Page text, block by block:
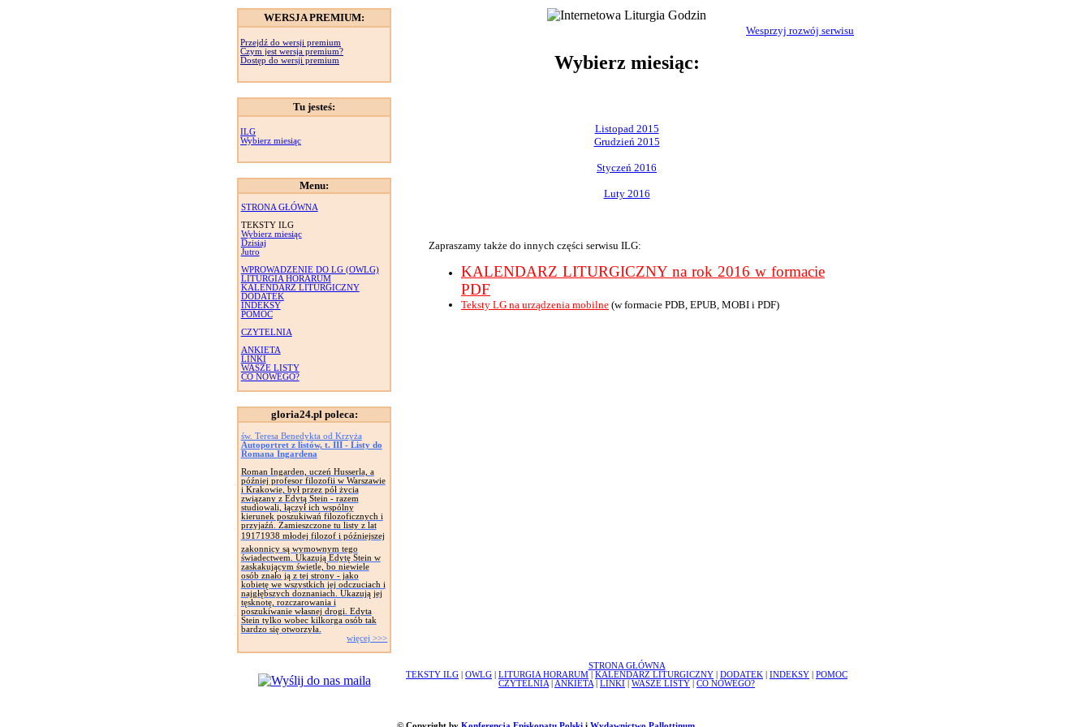
WERSJA PREMIUM:
Przejdź do wersji premium
Czym jest wersja premium?
Dostęp do wersji premium
Tu jesteś:
ILG
Wybierz miesiąc
Menu:
STRONA GŁÓWNA
TEKSTY ILG
Wybierz miesiąc
Dzisiaj
Jutro
WPROWADZENIE DO LG (OWLG)
LITURGIA HORARUM
KALENDARZ LITURGICZNY
DODATEK
INDEKSY
POMOC
CZYTELNIA
ANKIETA
LINKI
WASZE LISTY
CO NOWEGO?
gloria24.pl poleca:
św. Teresa Benedykta od Krzyża
Autoportret z listów, t. III - Listy do
Romana Ingardena
Roman Ingarden, uczeń Husserla, a
później profesor filozofii w Warszawie
i Krakowie, był przez pół życia
związany z Edytą Stein - razem
studiowali, łączył ich wspólny
kierunek poszukiwań filozoficznych i
przyjaźń. Zamieszczone tu listy z lat
19171938 młodej filozof i późniejszej
zakonnicy są wymownym tego
świadectwem. Ukazują Edytę Stein w
zaskakującym świetle, bo niewiele
osób znało ją z tej strony - jako
kobietę we wszystkich jej odczuciach i
najgłębszych doznaniach. Ukazują jej
tęsknotę, rozczarowania i
poszukiwanie własnej drogi. Edyta
Stein tylko wobec kilkorga osób tak
bardzo się otworzyła.
więcej >>>
Wesprzyj rozwój serwisu
Wybierz miesiąc:
Listopad 2015
Grudzień 2015
Styczeń 2016
Luty 2016
Zapraszamy także do innych części serwisu ILG:
KALENDARZ LITURGICZNY na rok 2016 w formacie
PDF
Teksty LG na urządzenia mobilne (w formacie PDB, EPUB, MOBI i PDF)
STRONA GŁÓWNA
TEKSTY ILG
OWLG LITURGIA HORARUM KALENDARZ LITURGICZNY DODATEK INDEKSY
POMOC
CZYTELNIA
ANKIETA LINKI WASZE LISTY CO NOWEGO?